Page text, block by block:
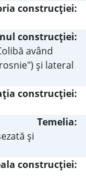
construcţiei:
construcţiei:
având
şi lateral
construcţiei:
Temelia:
şi
construcţiei: